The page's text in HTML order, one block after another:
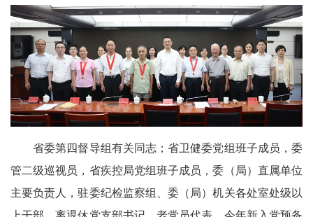
省委第四督导组有关同志；省卫健委党组班子成员，委
管二级巡视员，省疾控局党组班子成员，委（局）直属单位
主要负责人，驻委纪检监察组、委（局）机关各处室处级以